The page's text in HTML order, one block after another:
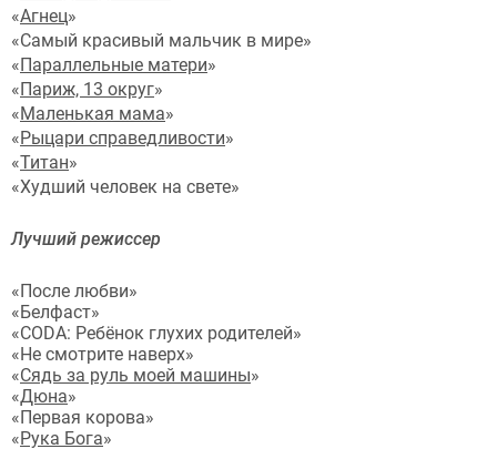
«Агнец»
«Самый красивый мальчик в мире»
«Параллельные матери»
«Париж, 13 округ»
«Маленькая мама»
«Рыцари справедливости»
«Титан»
«Худший человек на свете»
Лучший режиссер
«После любви»
«Белфаст»
«CODA: Ребёнок глухих родителей»
«Не смотрите наверх»
«Сядь за руль моей машины»
«Дюна»
«Первая корова»
«Рука Бога»